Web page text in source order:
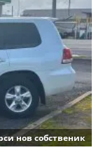
нов собственик